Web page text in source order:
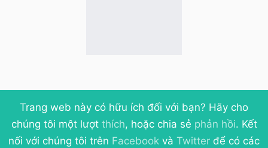
Trang web này có hữu ích đối với bạn? Hãy cho
chúng tôi một lượt thích, hoặc chia sẻ phản hồi. Kết
nối với chúng tôi trên Facebook và Twitter để có các